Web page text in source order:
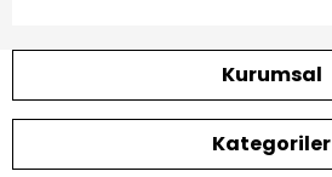
Kurumsal
Kategoriler